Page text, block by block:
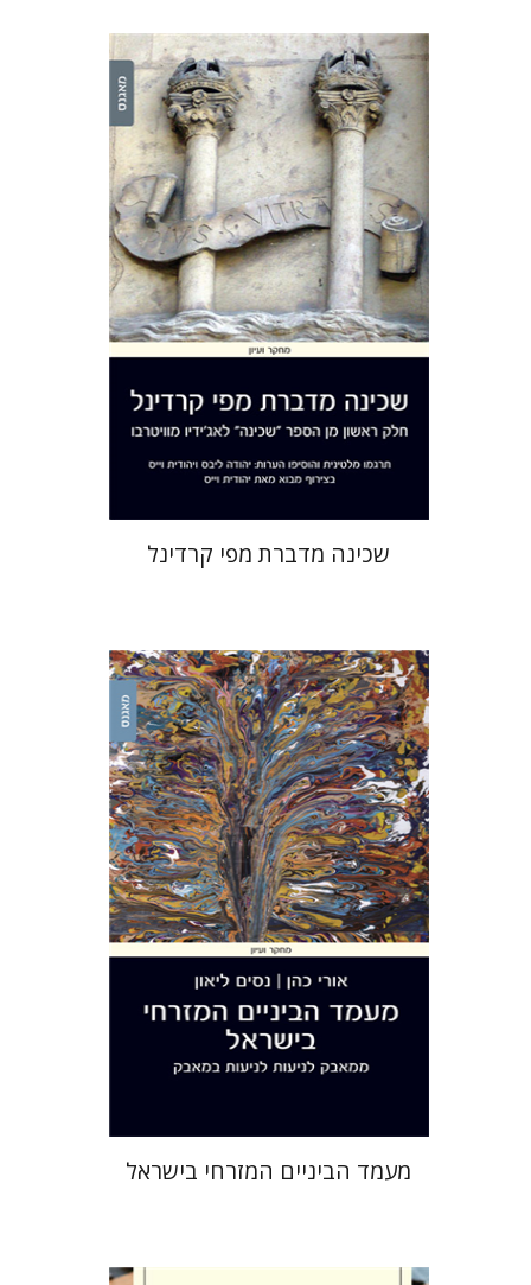
יהודה ליבס יהודה ליבס
יהודית
וייס
יהודית וייס
הנחת אתר ספר מודפס
$46
$41
שכינה מדברת מפי קרדינל
אורי כהן נסים ליאון
הנחת אתר ספר מודפס
$42
$38
מעמד הביניים המזרחי בישראל